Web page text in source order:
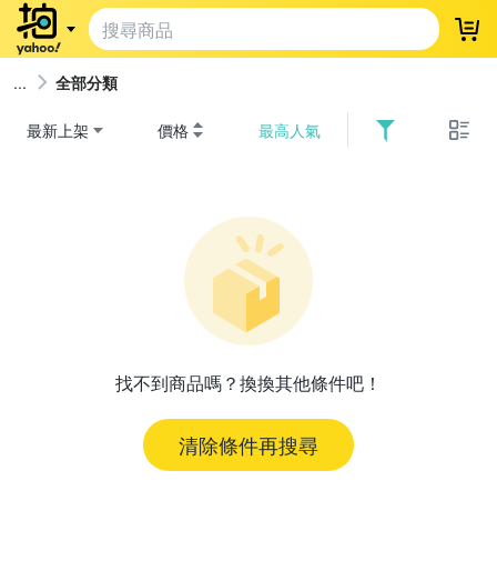
登
全部分類
最新上架 價格 最高人氣
找不到商品嗎？換換其他條件吧！
清除條件再搜尋